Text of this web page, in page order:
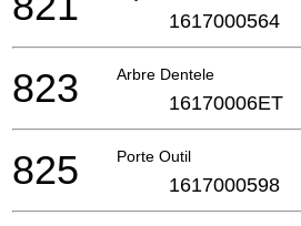
1617000564
Arbre Dentele
823 16170006ET
Porte Outil
825 1617000598